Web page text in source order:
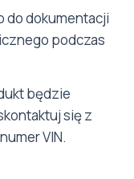
do dokumentacji
podczas
będzie
się z
VIN.